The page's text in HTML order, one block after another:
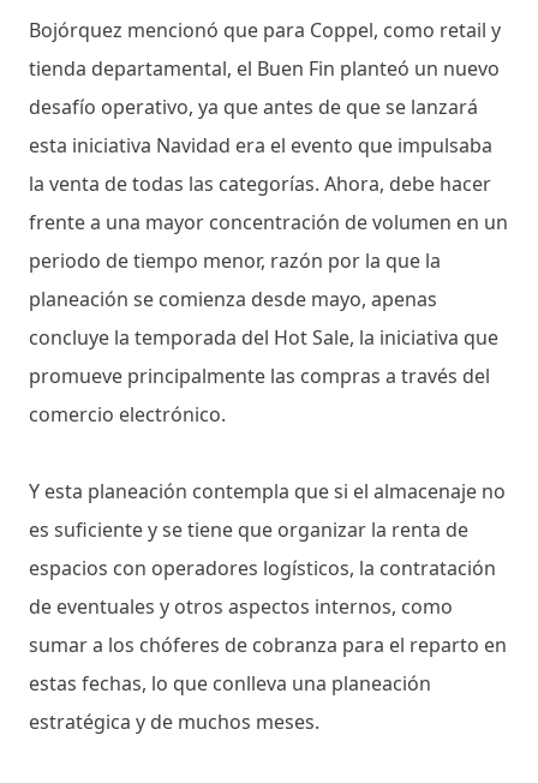
Bojórquez mencionó que para Coppel, como retail y
tienda departamental, el Buen Fin planteó un nuevo
desafío operativo, ya que antes de que se lanzará
esta iniciativa Navidad era el evento que impulsaba
la venta de todas las categorías. Ahora, debe hacer
frente a una mayor concentración de volumen en un
periodo de tiempo menor, razón por la que la
planeación se comienza desde mayo, apenas
concluye la temporada del Hot Sale, la iniciativa que
promueve principalmente las compras a través del
comercio electrónico.
Y esta planeación contempla que si el almacenaje no
es suficiente y se tiene que organizar la renta de
espacios con operadores logísticos, la contratación
de eventuales y otros aspectos internos, como
sumar a los chóferes de cobranza para el reparto en
estas fechas, lo que conlleva una planeación
estratégica y de muchos meses.